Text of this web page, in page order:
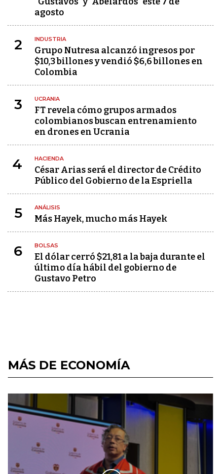
agosto
2 INDUSTRIA
Grupo Nutresa alcanzó ingresos por
$10,3 billones y vendió $6,6 billones en
Colombia
3 UCRANIA
FT revela cómo grupos armados
colombianos buscan entrenamiento
en drones en Ucrania
4 HACIENDA
César Arias será el director de Crédito
Público del Gobierno de la Espriella
5 ANÁLISIS
Más Hayek, mucho más Hayek
6 BOLSAS
El dólar cerró $21,81 a la baja durante el
último día hábil del gobierno de
Gustavo Petro
MÁS DE ECONOMÍA